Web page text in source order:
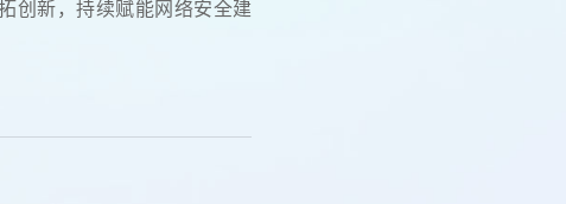
创新，持续赋能网络安全建